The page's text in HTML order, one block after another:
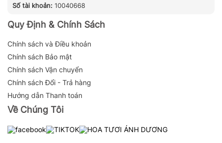
Số tài khoản: 10040668
Quy Định & Chính Sách
Chính sách và Điều khoản
Chính sách Bảo mật
Chính sách Vận chuyển
Chính sách Đổi - Trả hàng
Hướng dẫn Thanh toán
Về Chúng Tôi